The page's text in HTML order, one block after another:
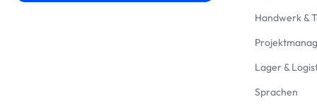
Handwerk &
Lager &
Sprachen